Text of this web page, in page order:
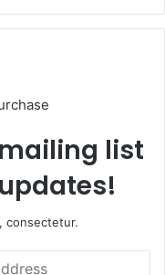
list
consectetur.